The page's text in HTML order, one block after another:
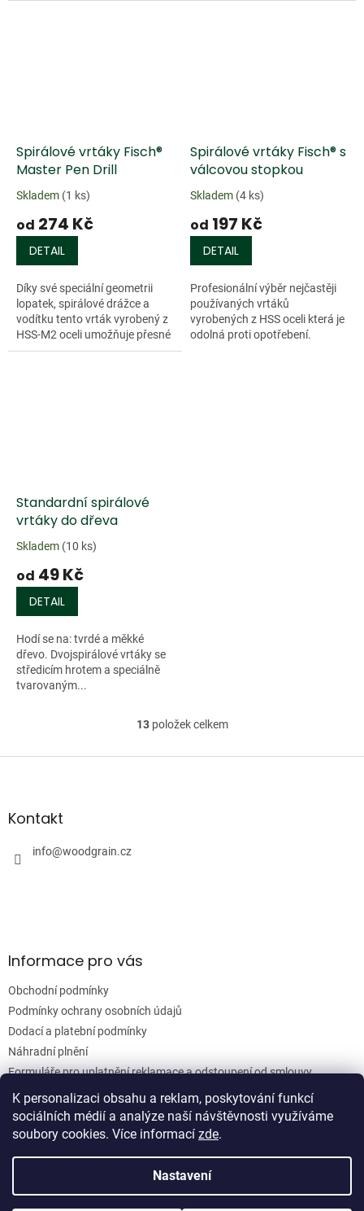
K personalizaci obsahu a reklam, poskytování funkcí
sociálních médií a analýze naší návštěvnosti využíváme
soubory cookies. Více informací zde.
Nastavení
Spirálové vrtáky Fisch®
Master Pen Drill
Skladem (1 ks)
od 274 Kč
DETAIL
Díky své speciální geometrii
lopatek, spirálové drážce a
vodítku tento vrták vyrobený z
HSS-M2 oceli umožňuje přesné
vrtání bez ohledu na materiál
Spirálové vrtáky Fisch® s
válcovou stopkou
Skladem (4 ks)
od 197 Kč
DETAIL
Profesionální výběr nejčastěji
používaných vrtáků
vyrobených z HSS oceli která je
odolná proti opotřebení.
Standardní spirálové
vrtáky do dřeva
Skladem (10 ks)
od 49 Kč
DETAIL
Hodí se na: tvrdé a měkké
dřevo. Dvojspirálové vrtáky se
středicím hrotem a speciálně
tvarovaným...
O
l
u
13položek celkem
Z
aKontakt
info@woodgrain.cz
Informace pro vás
Obchodní podmínky
Podmínky ochrany osobních údajů
Dodací a platební podmínky
Náhradní plnění
Formuláře pro uplatnění reklamace a odstoupení od smlouvy
Moje objednávka